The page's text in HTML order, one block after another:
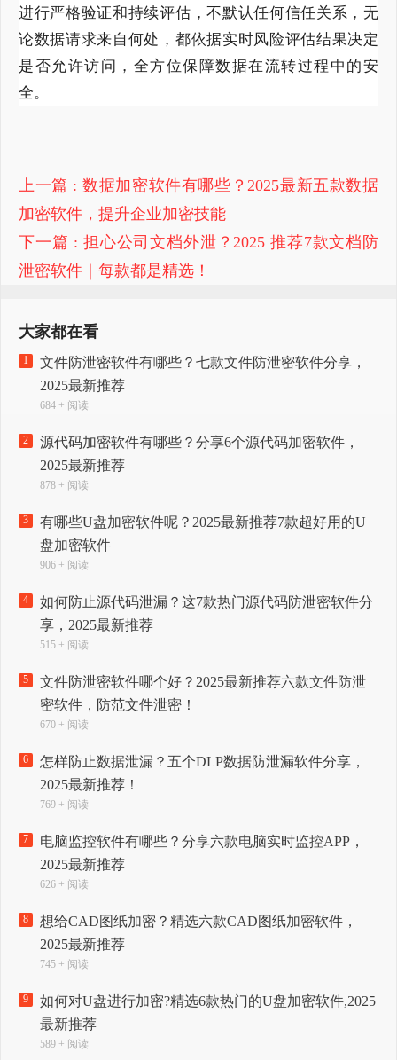
进行严格验证和持续评估，不默认任何信任关系，无
论数据请求来自何处，都依据实时风险评估结果决定
是否允许访问，全方位保障数据在流转过程中的安
全。
上一篇 : 数据加密软件有哪些？2025最新五款数据
加密软件，提升企业加密技能
下一篇 : 担心公司文档外泄？2025 推荐7款文档防
泄密软件｜每款都是精选！
大家都在看
1
文件防泄密软件有哪些？七款文件防泄密软件分享，
2025最新推荐
684 + 阅读
2
源代码加密软件有哪些？分享6个源代码加密软件，
2025最新推荐
878 + 阅读
3
有哪些U盘加密软件呢？2025最新推荐7款超好用的U
盘加密软件
906 + 阅读
4
如何防止源代码泄漏？这7款热门源代码防泄密软件分
享，2025最新推荐
515 + 阅读
5
文件防泄密软件哪个好？2025最新推荐六款文件防泄
密软件，防范文件泄密！
670 + 阅读
6
怎样防止数据泄漏？五个DLP数据防泄漏软件分享，
2025最新推荐！
769 + 阅读
7
电脑监控软件有哪些？分享六款电脑实时监控APP，
2025最新推荐
626 + 阅读
8
想给CAD图纸加密？精选六款CAD图纸加密软件，
2025最新推荐
745 + 阅读
9
如何对U盘进行加密?精选6款热门的U盘加密软件,2025
最新推荐
589 + 阅读